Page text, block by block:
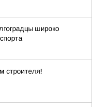
широко
строителя!